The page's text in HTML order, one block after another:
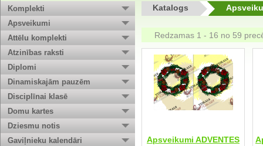
Komplekti
Apsveikumi
Attēlu komplekti
Atzinības raksti
Diplomi
Dinamiskajām pauzēm
Disciplīnai klasē
Domu kartes
Dziesmu notis
Gaviļnieku kalendāri
Katalogs
Redzamas 1 - 16 no 59
Apsveikumi ADVENTES